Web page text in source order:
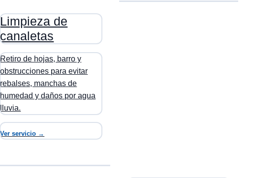
Limpieza de
canaletas
Retiro de hojas, barro y
obstrucciones para evitar
rebalses, manchas de
humedad y daños por agua
lluvia.
Ver servicio →